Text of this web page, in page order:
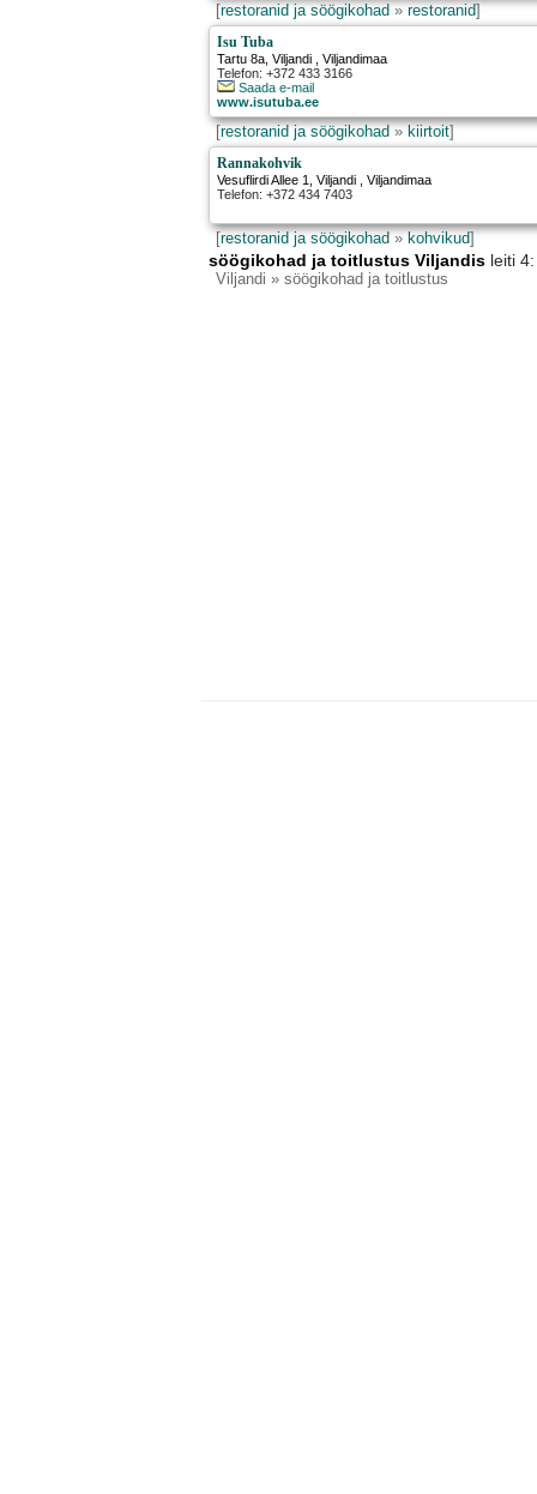
[restoranid ja söögikohad»restoranid]
Isu Tuba
Tartu 8a ,Viljandi , Viljandimaa
Telefon: +372 433 3166
Saada e-mail
www.isutuba.ee
[restoranid ja söögikohad»kiirtoit]
Rannakohvik
Vesuflirdi Allee 1 ,Viljandi , Viljandimaa
Telefon: +372 434 7403
[restoranid ja söögikohad»kohvikud]
söögikohad ja toitlustus Viljandis leiti
Viljandi » söögikohad ja toitlustus